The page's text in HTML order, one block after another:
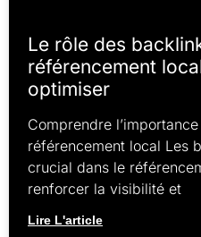
Le rôle des
référencement
optimiser
Comprendre
référencement local Les
crucial dans le
renforcer la visibilité et
Lire L'article